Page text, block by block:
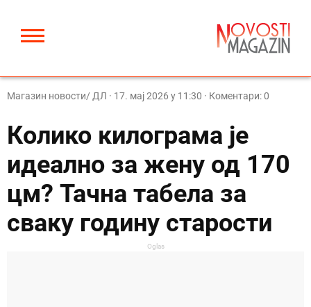
Магазин новости/ ДЛ · 17. мај 2026 у 11:30 · Коментари: 0
Колико килограма је
идеално за жену од 170
цм? Тачна табела за
сваку годину старости
Oglas